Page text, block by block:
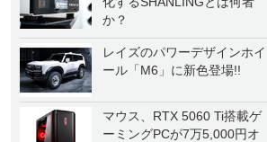
か？
レイズのパワーデザインホイ
ール「M6」に新色登場!!
マウス、RTX 5060 Ti搭載ゲ
ーミングPCが7万5,000円オ